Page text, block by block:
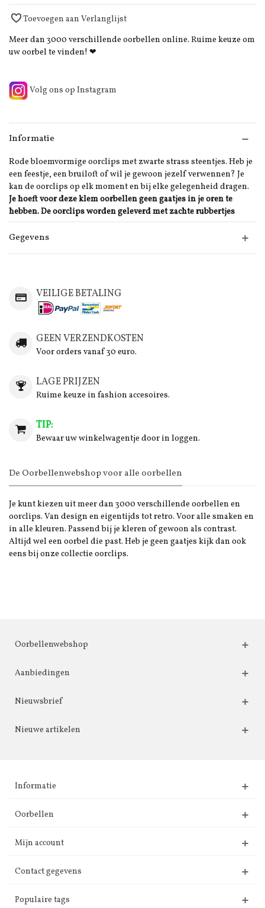
Toevoegen aan Verlanglijst
Meer dan 3000 verschillende oorbellen online. Ruime keuze om
uw oorbel te vinden! ❤
Volg ons op Instagram
Informatie
Rode bloemvormige oorclips met zwarte strass steentjes. Heb je
een feestje, een bruiloft of wil je gewoon jezelf verwennen? Je
kan de oorclips op elk moment en bij elke gelegenheid dragen.
Je hoeft voor deze klem oorbellen geen gaatjes in je oren te
hebben. De oorclips worden geleverd met zachte rubbertjes
Gegevens
VEILIGE BETALING
GEEN VERZENDKOSTEN
Voor orders vanaf 30 euro.
LAGE PRIJZEN
Ruime keuze in fashion accesoires.
TIP:
Bewaar uw winkelwagentje door in loggen.
De Oorbellenwebshop voor alle oorbellen
Je kunt kiezen uit meer dan 3000 verschillende oorbellen en
oorclips. Van design en eigentijds tot retro. Voor alle smaken en
in alle kleuren. Passend bij je kleren of gewoon als contrast.
Altijd wel een oorbel die past. Heb je geen gaatjes kijk dan ook
eens bij onze collectie oorclips.
Oorbellenwebshop
Aanbiedingen
Nieuwsbrief
Nieuwe artikelen
Informatie
Oorbellen
Mijn account
Contact gegevens
Populaire tags